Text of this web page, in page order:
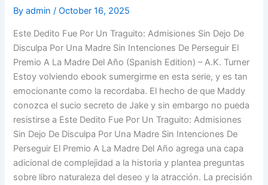
Byadmin/October 16, 2025
Este Dedito Fue Por Un Traguito: Admisiones Sin Dejo De
Disculpa Por Una Madre Sin Intenciones De Perseguir El
Premio A La Madre Del Año (Spanish Edition) – A.K. Turner
Estoy volviendo ebook sumergirme en esta serie, y es tan
emocionante como la recordaba. El hecho de que Maddy
conozca el sucio secreto de Jake y sin embargo no pueda
resistirse a Este Dedito Fue Por Un Traguito: Admisiones
Sin Dejo De Disculpa Por Una Madre Sin Intenciones De
Perseguir El Premio A La Madre Del Año agrega una capa
adicional de complejidad a la historia y plantea preguntas
sobre libro naturaleza del deseo y la atracción. La precisión